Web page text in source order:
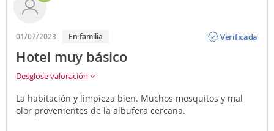
01/07/2023 En familia
Verificada
Hotel muy básico
Desglose valoración
La habitación y limpieza bien. Muchos mosquitos y mal
olor provenientes de la albufera cercana.